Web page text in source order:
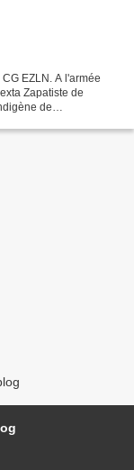
EZLN. A l'armée
Zapatiste de
de